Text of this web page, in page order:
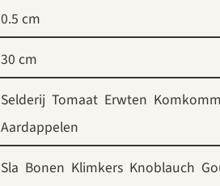
0.5 cm
30 cm
Selderij Tomaat Erwten
Aardappelen
Sla Bonen Klimkers Knoblauch